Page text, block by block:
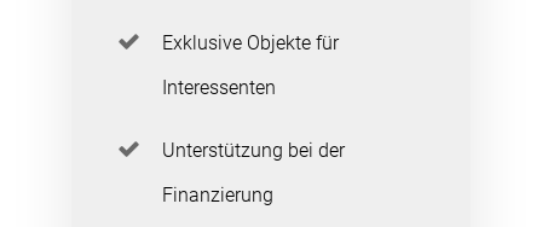
Exklusive Objekte für
Interessenten
Unterstützung bei der
Finanzierung